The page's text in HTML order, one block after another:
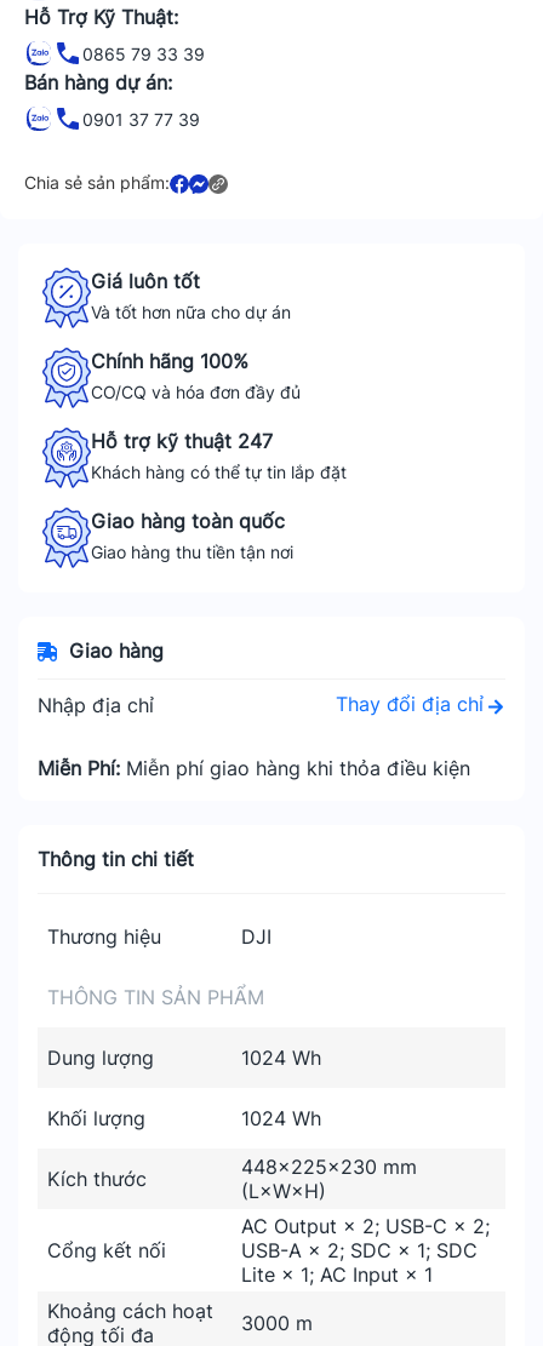
Hỗ Trợ Kỹ Thuật:
0865 79 33 39
Bán hàng dự án:
0901 37 77 39
Chia sẻ sản phẩm:
Giá luôn tốt
Và tốt hơn nữa cho dự án
Chính hãng 100%
CO/CQ và hóa đơn đầy đủ
Hỗ trợ kỹ thuật 247
Khách hàng có thể tự tin lắp đặt
Giao hàng toàn quốc
Giao hàng thu tiền tận nơi
Giao hàng
Nhập địa chỉ Thay đổi địa chỉ
Miễn Phí: Miễn phí giao hàng khi thỏa điều kiện
Thông tin chi tiết
Thương hiệu DJI
THÔNG TIN SẢN PHẨM
Dung lượng 1024 Wh
Khối lượng 1024 Wh
Kích thước
448×225×230 mm
(L×W×H)
Cổng kết nối
AC Output × 2; USB-C × 2;
USB-A × 2; SDC × 1; SDC
Lite × 1; AC Input × 1
Khoảng cách hoạt
động tối đa
3000 m